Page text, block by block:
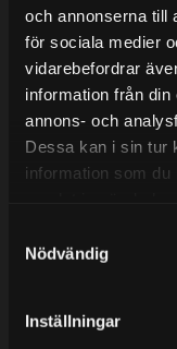
och annonserna till
för sociala medier
vidarebefordrar
information från
annons- och
Dessa kan i sin tur
information som du
Nödvändig
Inställningar
BLOGG
KUNSKAPSCENTER